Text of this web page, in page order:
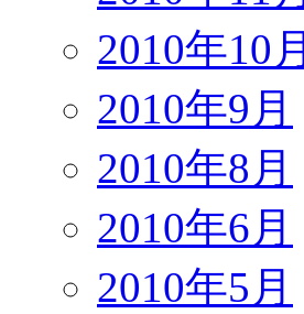
2010年10月
2010年9月
2010年8月
2010年6月
2010年5月